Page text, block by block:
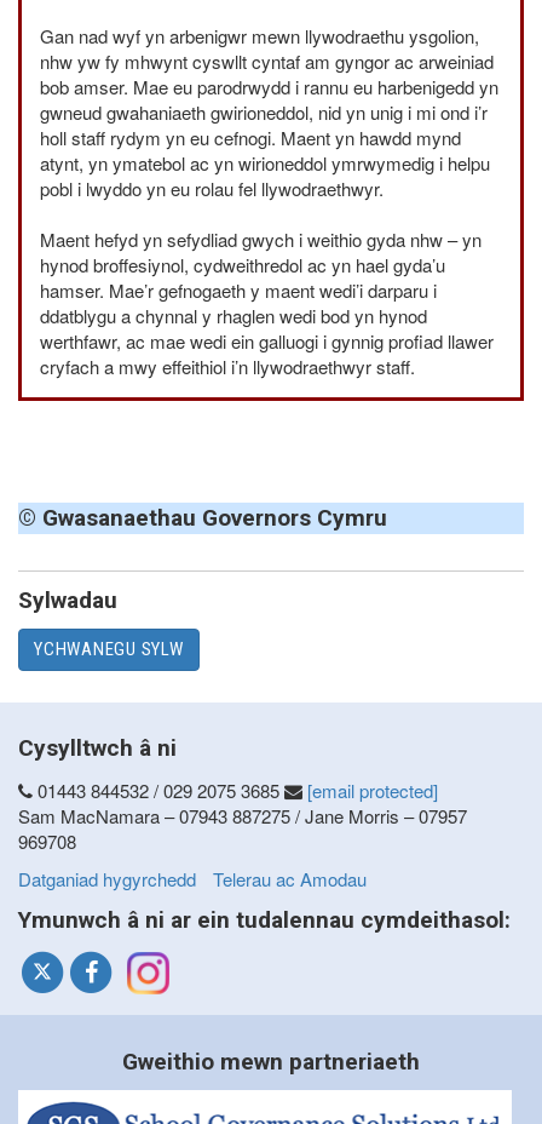
Gan nad wyf yn arbenigwr mewn llywodraethu ysgolion,
nhw yw fy mhwynt cyswllt cyntaf am gyngor ac arweiniad
bob amser. Mae eu parodrwydd i rannu eu harbenigedd yn
gwneud gwahaniaeth gwirioneddol, nid yn unig i mi ond i’r
holl staff rydym yn eu cefnogi. Maent yn hawdd mynd
atynt, yn ymatebol ac yn wirioneddol ymrwymedig i helpu
pobl i lwyddo yn eu rolau fel llywodraethwyr.
Maent hefyd yn sefydliad gwych i weithio gyda nhw – yn
hynod broffesiynol, cydweithredol ac yn hael gyda’u
hamser. Mae’r gefnogaeth y maent wedi’i darparu i
ddatblygu a chynnal y rhaglen wedi bod yn hynod
werthfawr, ac mae wedi ein galluogi i gynnig profiad llawer
cryfach a mwy effeithiol i’n llywodraethwyr staff.
© Gwasanaethau Governors Cymru
Sylwadau
YCHWANEGU SYLW
Cysylltwch â ni
01443 844532 / 029 2075 3685
[email protected]
Sam MacNamara – 07943 887275 / Jane Morris – 07957
969708
Datganiad hygyrchedd
Telerau ac Amodau
Ymunwch â ni ar ein tudalennau cymdeithasol:
Gweithio mewn partneriaeth